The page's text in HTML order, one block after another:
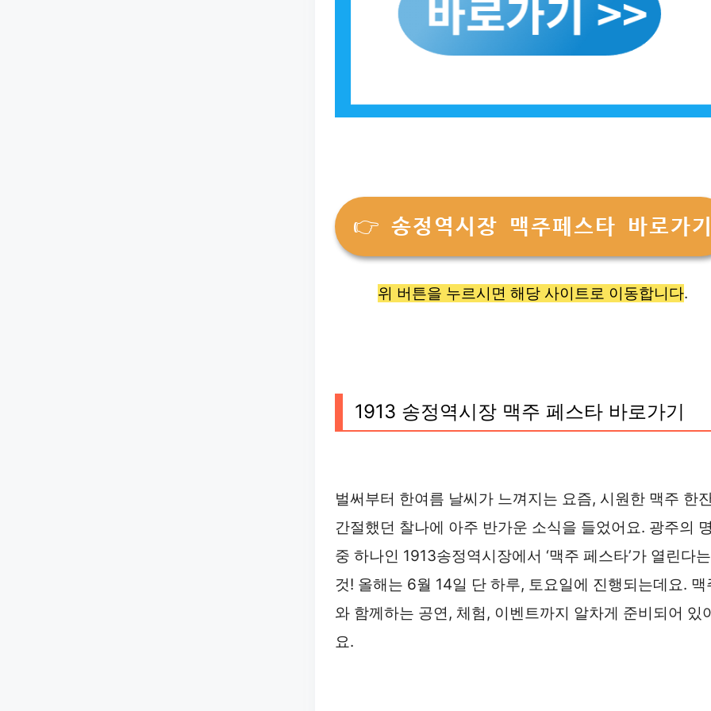
👉 송정역시장 맥주페스타 바로가
위 버튼을 누르시면 해당 사이트로 이동합니다.
1913 송정역시장 맥주 페스타 바로가기
벌써부터 한여름 날씨가 느껴지는 요즘, 시원한 맥주 한
간절했던 찰나에 아주 반가운 소식을 들었어요. 광주의
중 하나인 1913송정역시장에서 ‘맥주 페스타’가 열린다는
것! 올해는 6월 14일 단 하루, 토요일에 진행되는데요. 맥
와 함께하는 공연, 체험, 이벤트까지 알차게 준비되어 있
요.